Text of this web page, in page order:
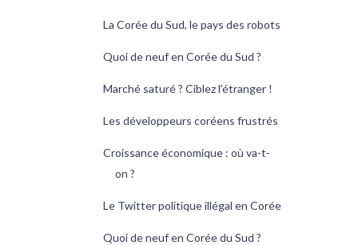
La Corée du Sud, le pays des robots
Quoi de neuf en Corée du Sud ?
Marché saturé ? Ciblez l’étranger !
Les développeurs coréens frustrés
Croissance économique : où va-t-
on ?
Le Twitter politique illégal en Corée
Quoi de neuf en Corée du Sud ?